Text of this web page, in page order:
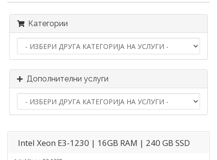
Категории
Дополнителни услуги
Intel Xeon E3-1230 | 16GB RAM | 240 GB SSD